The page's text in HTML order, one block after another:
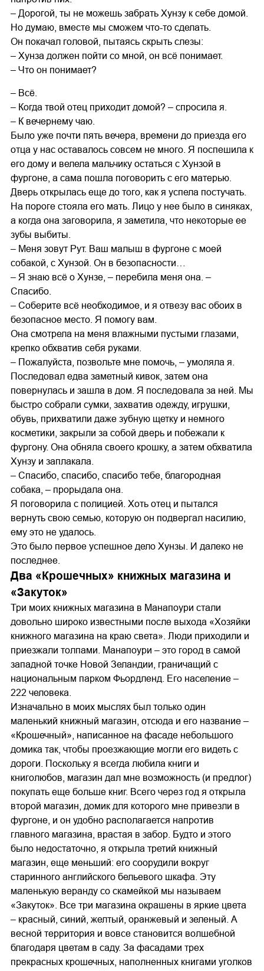
– Дорогой, ты не можешь забрать Хунзу к себе домой.
Но думаю, вместе мы сможем что-то сделать.
Он покачал головой, пытаясь скрыть слезы:
– Хунза должен пойти со мной, он всё понимает.
– Что он понимает?
– Всё.
– Когда твой отец приходит домой? – спросила я.
– К вечернему чаю.
Было уже почти пять вечера, времени до приезда его
отца у нас оставалось совсем не много. Я поспешила к
его дому и велела мальчику остаться с Хунзой в
фургоне, а сама пошла поговорить с его матерью.
Дверь открылась еще до того, как я успела постучать.
На пороге стояла его мать. Лицо у нее было в синяках,
а когда она заговорила, я заметила, что некоторые ее
зубы выбиты.
– Меня зовут Рут. Ваш малыш в фургоне с моей
собакой, с Хунзой. Он в безопасности…
– Я знаю всё о Хунзе, – перебила меня она. –
Спасибо.
– Соберите всё необходимое, и я отвезу вас обоих в
безопасное место. Я помогу вам.
Она смотрела на меня влажными пустыми глазами,
крепко обхватив себя руками.
– Пожалуйста, позвольте мне помочь, – умоляла я.
Последовал едва заметный кивок, затем она
повернулась и зашла в дом. Я последовала за ней. Мы
быстро собрали сумки, захватив одежду, игрушки,
обувь, прихватили даже зубную щетку и немного
косметики, закрыли за собой дверь и побежали к
фургону. Она обняла своего крошку, а затем обхватила
Хунзу и заплакала.
– Спасибо, спасибо, спасибо тебе, благородная
собака, – прорыдала она.
Я поговорила с полицией. Хоть отец и пытался
вернуть свою семью, которую он подвергал насилию,
ему это не удалось.
Это было первое успешное дело Хунзы. И далеко не
последнее.
Два «Крошечных» книжных магазина и
«Закуток»
Три моих книжных магазина в Манапоури стали
довольно широко известными после выхода «Хозяйки
книжного магазина на краю света». Люди приходили и
приезжали толпами. Манапоури – это город в самой
западной точке Новой Зеландии, граничащий с
национальным парком Фьордленд. Его население –
222 человека.
Изначально в моих мыслях был только один
маленький книжный магазин, отсюда и его название –
«Крошечный», написанное на фасаде небольшого
домика так, чтобы проезжающие могли его видеть с
дороги. Поскольку я всегда любила книги и
книголюбов, магазин дал мне возможность (и предлог)
покупать еще больше книг. Всего через год я открыла
второй магазин, домик для которого мне привезли в
фургоне, и он удобно располагается напротив
главного магазина, врастая в забор. Будто и этого
было недостаточно, я открыла третий книжный
магазин, еще меньший: его соорудили вокруг
старинного английского бельевого шкафа. Эту
маленькую веранду со скамейкой мы называем
«Закуток». Все три магазина окрашены в яркие цвета
– красный, синий, желтый, оранжевый и зеленый. А
весной территория и вовсе становится волшебной
благодаря цветам в саду. За фасадами трех
прекрасных крошечных, наполненных книгами уголков